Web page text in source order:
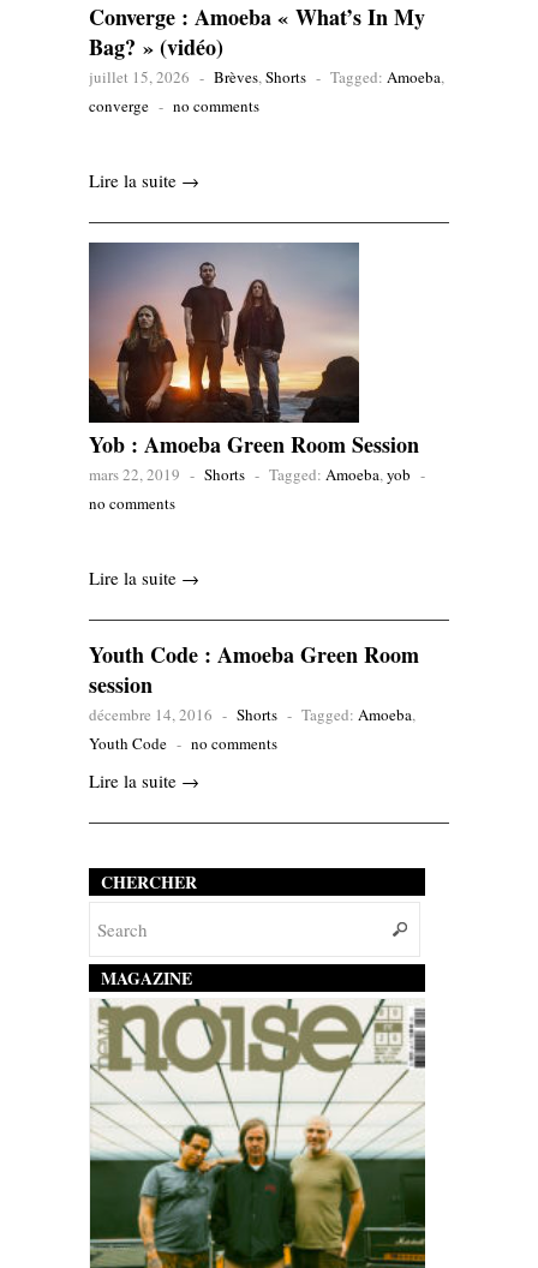
Converge : Amoeba « What’s In My
Bag? » (vidéo)
juillet 15, 2026 - Brèves,Shorts - Tagged: Amoeba,
converge - no comments
Lire la suite →
Yob : Amoeba Green Room Session
mars 22, 2019 - Shorts - Tagged: Amoeba,yob -
no comments
Lire la suite →
Youth Code : Amoeba Green Room
session
décembre 14, 2016 - Shorts - Tagged: Amoeba,
Youth Code - no comments
Lire la suite →
CHERCHER
MAGAZINE